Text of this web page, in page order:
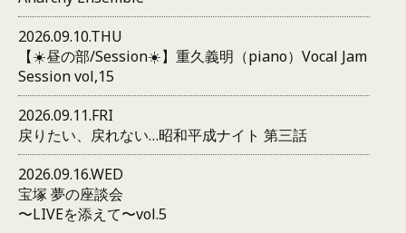
2026.09.10.THU
【☀️昼の部/Session☀️】重久義明（piano）Vocal Jam
Session vol,15
2026.09.11.FRI
戻りたい、戻れない…昭和平成ナイト 第三話
2026.09.16.WED
宝塚 夢の座談会
〜LIVEを添えて〜vol.5